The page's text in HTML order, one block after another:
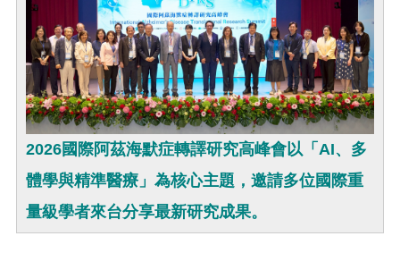
2026國際阿茲海默症轉譯研究高峰會以「AI、多
體學與精準醫療」為核心主題，邀請多位國際重
量級學者來台分享最新研究成果。